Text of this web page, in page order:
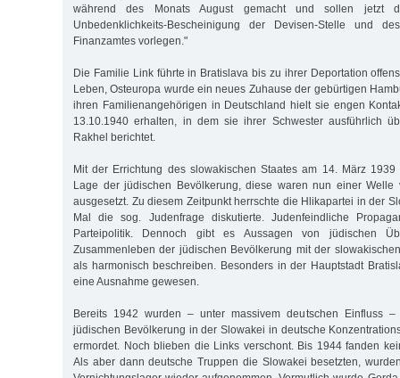
während des Monats August gemacht und sollen jetzt
Unbedenklichkeits-Bescheinigung der Devisen-Stelle und
Finanzamtes vorlegen."
Die Familie Link führte in Bratislava bis zu ihrer Deportation
Leben, Osteuropa wurde ein neues Zuhause der gebürtigen
ihren Familienangehörigen in Deutschland hielt sie engen
13.10.1940 erhalten, in dem sie ihrer Schwester ausführlich
Rakhel berichtet.
Mit der Errichtung des slowakischen Staates am 14. März
Lage der jüdischen Bevölkerung, diese waren nun einer Welle
ausgesetzt. Zu diesem Zeitpunkt herrschte die Hlikapartei in der
Mal die sog. Judenfrage diskutierte. Judenfeindliche
Parteipolitik. Dennoch gibt es Aussagen von jüdischen
Zusammenleben der jüdischen Bevölkerung mit der
als harmonisch beschreiben. Besonders in der Hauptstadt
eine Ausnahme gewesen.
Bereits 1942 wurden – unter massivem deutschen Einfluss
jüdischen Bevölkerung in der Slowakei in deutsche
ermordet. Noch blieben die Links verschont. Bis 1944 fanden
Als aber dann deutsche Truppen die Slowakei besetzten,